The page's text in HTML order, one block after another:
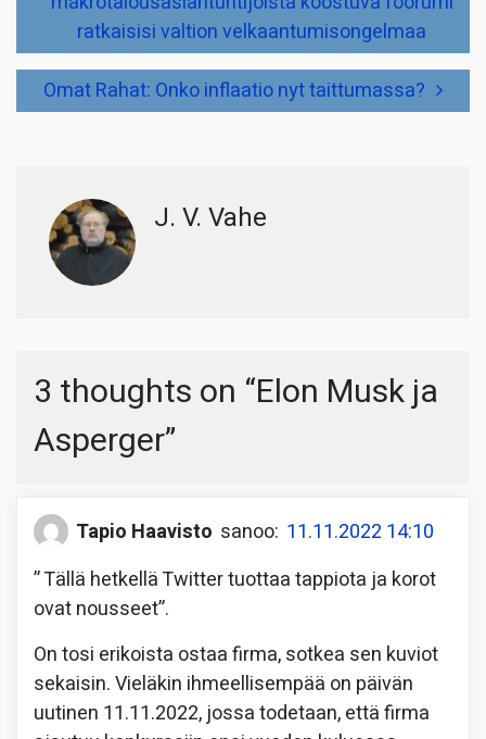
ratkaisisi valtion velkaantumisongelmaa
Omat Rahat: Onko inflaatio nyt taittumassa?
J. V. Vahe
3 thoughts on “Elon Musk ja
Asperger”
Tapio Haavisto sanoo: 11.11.2022 14:10
” Tällä hetkellä Twitter tuottaa tappiota ja korot
ovat nousseet”.
On tosi erikoista ostaa firma, sotkea sen kuviot
sekaisin. Vieläkin ihmeellisempää on päivän
uutinen 11.11.2022, jossa todetaan, että firma